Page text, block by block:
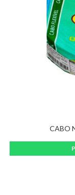
CABO